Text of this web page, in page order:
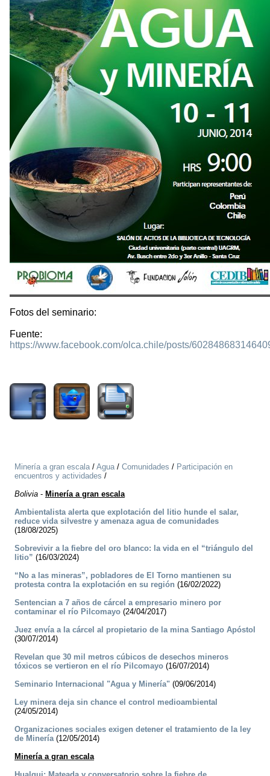
Fotos del seminario:
Fuente:
https://www.facebook.com/olca.chile/posts/
Minería a gran escala/ Agua/ Comunidades / Participación en
encuentros y actividades /
Bolivia - Minería a gran escala
Ambientalista alerta que explotación del litio hunde el salar,
reduce vida silvestre y amenaza agua de comunidades
(18/08/2025)
Sobrevivir a la fiebre del oro blanco: la vida en el “triángulo del
litio” (16/03/2024)
“No a las mineras”, pobladores de El Torno mantienen su
protesta contra la explotación en su región (16/02/2022)
Sentencian a 7 años de cárcel a empresario minero por
contaminar el río Pilcomayo (24/04/2017)
Juez envía a la cárcel al propietario de la mina Santiago Apóstol
(30/07/2014)
Revelan que 30 mil metros cúbicos de desechos mineros
tóxicos se vertieron en el río Pilcomayo (16/07/2014)
Seminario Internacional "Agua y Minería" (09/06/2014)
Ley minera deja sin chance el control medioambiental
(24/05/2014)
Organizaciones sociales exigen detener el tratamiento de la ley
de Minería(12/05/2014)
Minería a gran escala